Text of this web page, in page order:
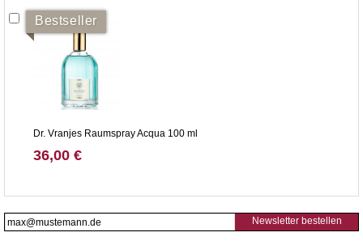
Bestseller
Dr. Vranjes Raumspray Acqua 100 ml
36,00 €
Newsletter bestellen